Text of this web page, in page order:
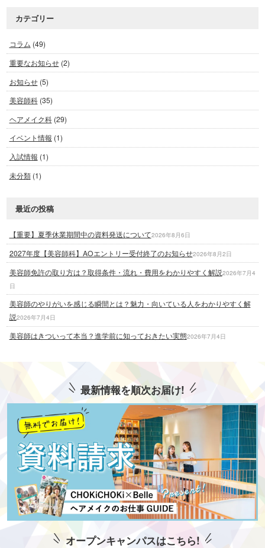
カテゴリー
コラム (49)
重要なお知らせ(2)
お知らせ(5)
美容師科(35)
ヘアメイク科(29)
イベント情報 (1)
入試情報 (1)
未分類(1)
最近の投稿
【重要】夏季休業期間中の資料発送について2026年8月6日
2027年度【美容師科】AOエントリー受付終了のお知らせ2026年8月2日
美容師免許の取り方は？取得条件・流れ・費用をわかりやすく解説2026年7月4
日
美容師のやりがいを感じる瞬間とは？魅力・向いている人をわかりやすく解
説2026年7月4日
美容師はきついって本当？進学前に知っておきたい実態2026年7月4日
最新情報を順次お届け!
オープンキャンパスはこちら!